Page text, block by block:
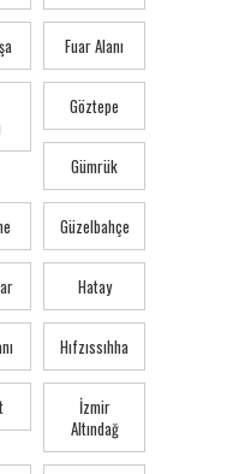
Fuar Alanı
Göztepe
Gümrük
Güzelbahçe
Hatay
Hıfzıssıhha
İzmir
Altındağ